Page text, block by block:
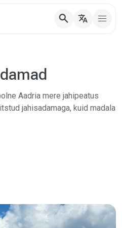
search translate
Aadria mere jahipeatus
jahisadamaga, kuid madala